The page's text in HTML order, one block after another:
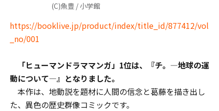
(C)魚豊 / 小学館
https://booklive.jp/product/index/title_id/877412/vol
_no/001
「ヒューマンドラママンガ」1位は、『チ。―地球の運
動について―』となりました。
本作は、地動説を題材に人間の信念と葛藤を描き出し
た、異色の歴史群像コミックです。